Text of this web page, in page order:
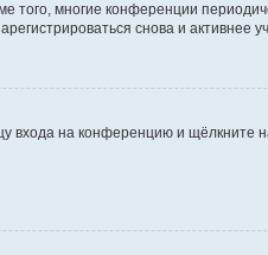
того, многие конференции
снова и активнее
входа на конференцию и щёлкните